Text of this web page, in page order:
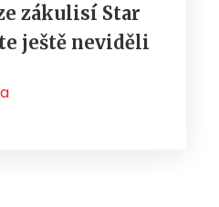
zákulisí Star
ještě neviděli